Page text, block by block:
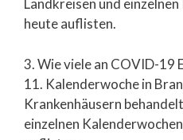
Landkreisen und
heute auflisten.
3. Wie viele an COVID-
11. Kalenderwoche in
Krankenhäusern
einzelnen